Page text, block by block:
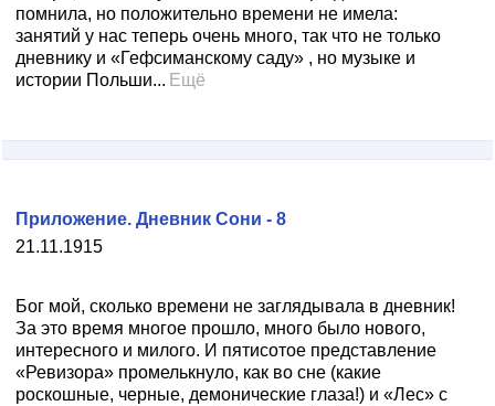
помнила, но положительно времени не имела:
занятий у нас теперь очень много, так что не только
дневнику и «Гефсиманскому саду» , но музыке и
истории Польши... Ещё
21.11.1915
Приложение. Дневник Сони - 8
Бог мой, сколько времени не заглядывала в дневник!
За это время многое прошло, много было нового,
интересного и милого. И пятисотое представление
«Ревизора» промелькнуло, как во сне (какие
роскошные, черные, демонические глаза!) и «Лес» с